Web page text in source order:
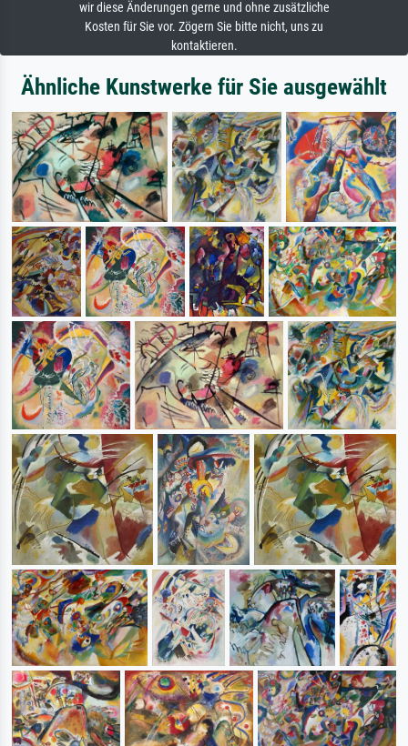
wir diese Änderungen gerne und ohne zusätzliche
Kosten für Sie vor. Zögern Sie bitte nicht, uns zu
kontaktieren.
Ähnliche Kunstwerke für Sie ausgewählt